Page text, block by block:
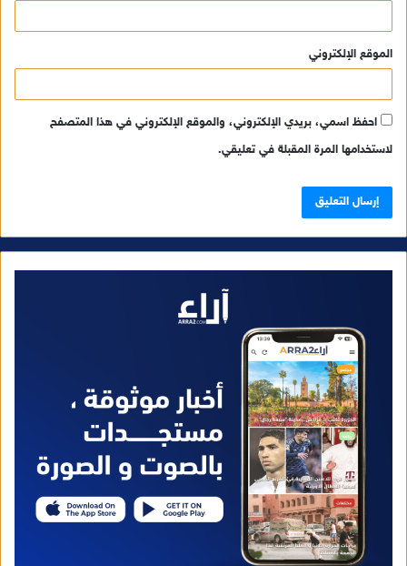
الموقع الإلكتروني
احفظ اسمي، بريدي الإلكتروني، والموقع الإلكتروني في هذا المتصفح
لاستخدامها المرة المقبلة في تعليقي.